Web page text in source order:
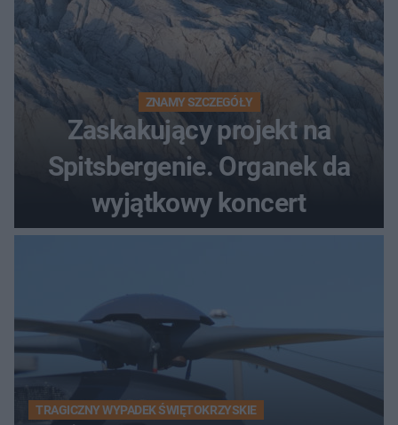
ZNAMY SZCZEGÓŁY
Zaskakujący projekt na
Spitsbergenie. Organek da
wyjątkowy koncert
TRAGICZNY WYPADEK ŚWIĘTOKRZYSKIE